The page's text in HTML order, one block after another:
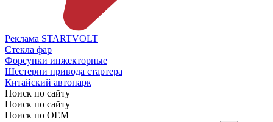
Реклама STARTVOLT
Стекла фар
Форсунки инжекторные
Шестерни привода стартера
Китайский автопарк
Поиск по сайту
Поиск по сайту
Поиск по ОЕМ